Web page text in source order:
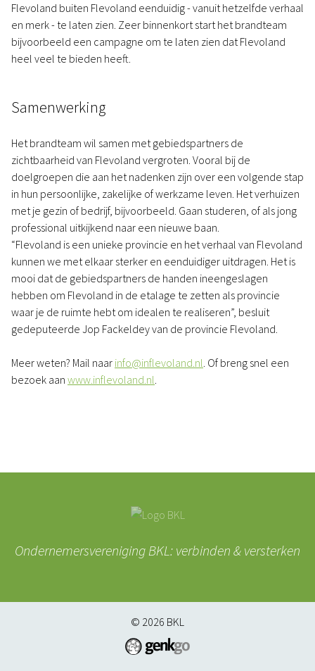
Flevoland buiten Flevoland eenduidig - vanuit hetzelfde verhaal
en merk - te laten zien. Zeer binnenkort start het brandteam
bijvoorbeeld een campagne om te laten zien dat Flevoland
heel veel te bieden heeft.
Samenwerking
Het brandteam wil samen met gebiedspartners de
zichtbaarheid van Flevoland vergroten. Vooral bij de
doelgroepen die aan het nadenken zijn over een volgende stap
in hun persoonlijke, zakelijke of werkzame leven. Het verhuizen
met je gezin of bedrijf, bijvoorbeeld. Gaan studeren, of als jong
professional uitkijkend naar een nieuwe baan.
“Flevoland is een unieke provincie en het verhaal van Flevoland
kunnen we met elkaar sterker en eenduidiger uitdragen. Het is
mooi dat de gebiedspartners de handen ineengeslagen
hebben om Flevoland in de etalage te zetten als provincie
waar je de ruimte hebt om idealen te realiseren”, besluit
gedeputeerde Jop Fackeldey van de provincie Flevoland.
Meer weten? Mail naar info@inflevoland.nl . Of breng snel een
bezoek aan www.inflevoland.nl
Ondernemersvereniging BKL: verbinden & versterken
© 2026 BKL